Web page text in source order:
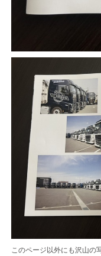
このページ以外にも沢山の